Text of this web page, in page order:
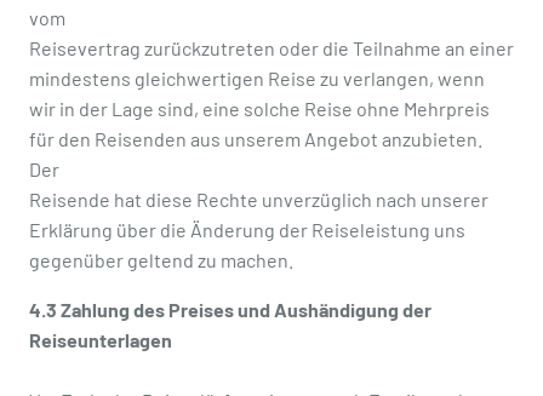
vom
Reisevertrag zurückzutreten oder die Teilnahme an einer
mindestens gleichwertigen Reise zu verlangen, wenn
wir in der Lage sind, eine solche Reise ohne Mehrpreis
für den Reisenden aus unserem Angebot anzubieten.
Der
Reisende hat diese Rechte unverzüglich nach unserer
Erklärung über die Änderung der Reiseleistung uns
gegenüber geltend zu machen.
4.3 Zahlung des Preises und Aushändigung der
Reiseunterlagen